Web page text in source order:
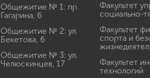
Общежитие № 1: пр.
Гагарина, 6
Общежитие № 2: ул.
Бекетова, 6
Общежитие № 3: ул.
Челюскинцев, 17
Факультет
социально-
Факультет
спорта и
Факультет
технологий